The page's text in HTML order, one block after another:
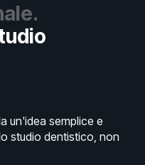
un'idea semplice e
studio dentistico, non